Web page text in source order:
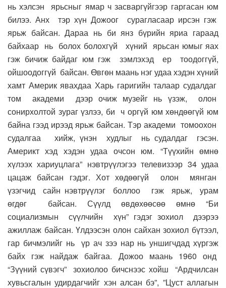
нь хэлсэн ярьсныг ямар ч засваргүйгээр гаргасан юм
билээ. Анх тэр хүн Дожоог сурагласаар ирсэн гэж
ярьж байсан. Дараа нь би янз бүрийн яриа гараад
байхаар нь болох болохгүй хүний ярьсан юмыг яах
гэж бичиж байдаг юм гэж зэмлэхэд ер тоодоггүй,
ойшоодоггүй байсан. Өвгөн маань нэг удаа хэдэн хүний
хамт Америк явахдаа Харь гаригийн талаар судалдаг
том академи дээр очиж музейг нь үзэж, олон
сонирхолтой зураг үзлээ, би ч оргүй юм хөндөөгүй юм
байна гээд ирээд ярьж байсан. Тэр академи томоохон
судалгаа хийж, үнэн худлыг нь судалдаг гэсэн.
Америкт хэд хэдэн удаа очсон юм. “Түүхийн өмнө
хүлээх хариуцлага” нэвтрүүлэгээ телевизээр 34 удаа
цацаж байсан гэдэг. Хот хөдөөгүй олон мянган
үзэгчид сайн нэвтрүүлэг боллоо гэж ярьж, урам
өгдөг байсан. Сүүлд өвдөхөөсөө өмнө “Би
социализмын сүүлчийн хүн” гэдэг зохиол дээрээ
ажиллаж байсан. Үлдээсэн олон сайхан зохиол бүтээл,
гар бичмэлийг нь үр ач зээ нар нь уншигчдад хүргэж
байх гэж найдаж байгаа. Дожоо маань 1960 онд
“Зүүний сүвэгч” зохиолоо бичснээс хойш “Ардчилсан
хувьсгалын удирдагчийг хэн алсан бэ”, ”Цуст аллагын